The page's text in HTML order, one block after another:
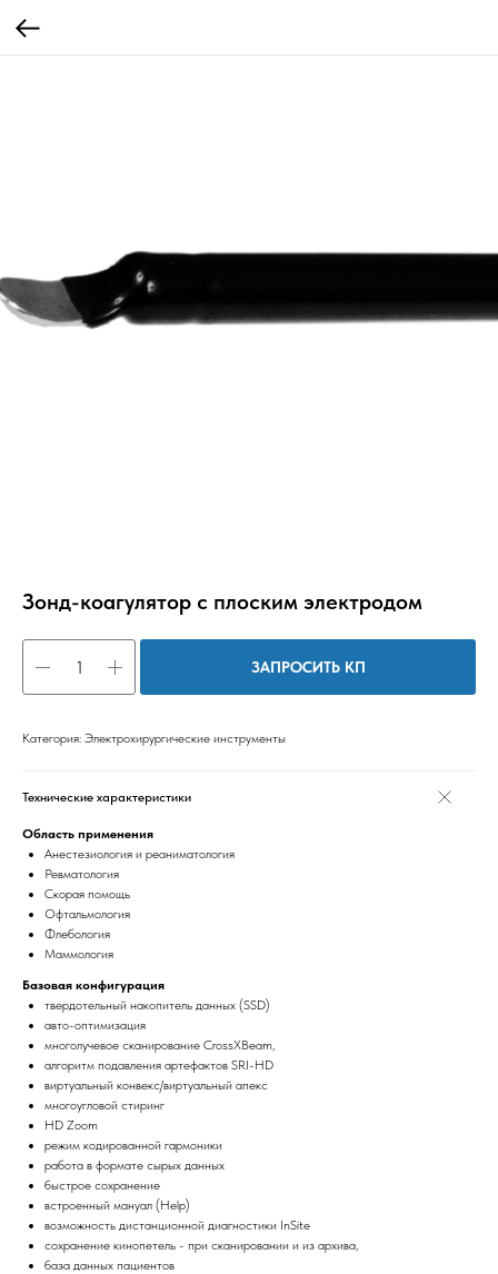
Зонд-коагулятор с плоским электродом
ЗАПРОСИТЬ КП
Категория: Электрохирургические инструменты
Технические характеристики
Область применения
Анестезиология и реаниматология
Ревматология
Скорая помощь
Офтальмология
Флебология
Маммология
Базовая конфигурация
твердотельный накопитель данных (SSD)
авто-оптимизация
многолучевое сканирование CrossXBeam,
алгоритм подавления артефактов SRI-HD
виртуальный конвекс/виртуальный апекс
многоугловой стиринг
HD Zoom
режим кодированной гармоники
работа в формате сырых данных
быстрое сохранение
вcтроенный мануал (Help)
возможность дистанционной диагностики InSite
сохранение кинопетель - при сканировании и из архива,
база данных пациентов